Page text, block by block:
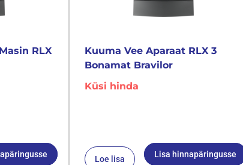
RLX
Kuuma Vee Aparaat RLX 3
Bonamat Bravilor
Küsi hinda
Loe lisa Lisa hinnapäringusse